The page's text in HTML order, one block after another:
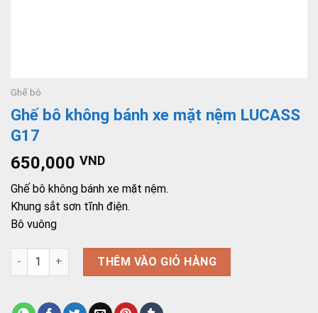
Ghế bô
Ghế bô không bánh xe mặt nệm LUCASS
G17
650,000 VND
Ghế bô không bánh xe mặt nệm.
Khung sắt sơn tĩnh điện.
Bô vuông
Ghế bô không bánh xe mặt nệm LUCASS G17 số lượng
THÊM VÀO GIỎ HÀNG